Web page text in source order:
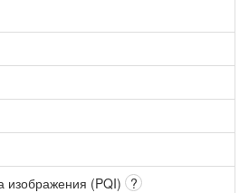
изображения (PQI) ?